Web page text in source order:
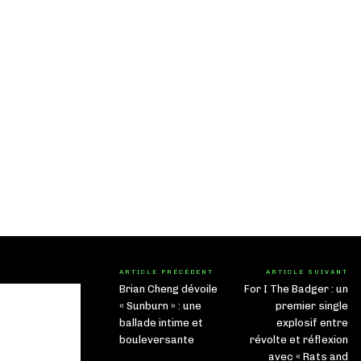
ARTICLE PRÉCÉDENT
Brian Cheng dévoile
« Sunburn » : une
ballade intime et
bouleversante
ARTICLE SUIVANT
For I The Badger : un
premier single
explosif entre
révolte et réflexion
avec « Rats and